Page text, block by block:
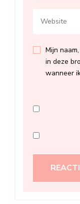
Mijn
in deze
wanneer